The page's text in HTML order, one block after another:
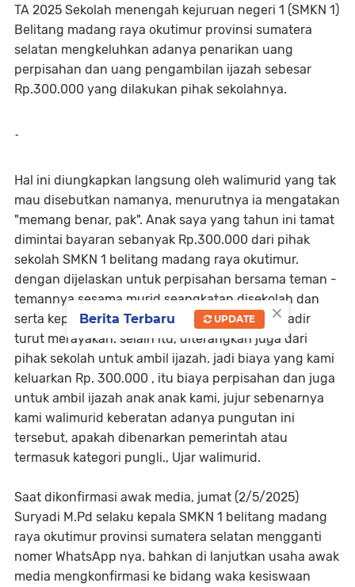
TA 2025 Sekolah menengah kejuruan negeri 1 (SMKN 1)
Belitang madang raya okutimur provinsi sumatera
selatan mengkeluhkan adanya penarikan uang
perpisahan dan uang pengambilan ijazah sebesar
Rp.300.000 yang dilakukan pihak sekolahnya.
-
Hal ini diungkapkan langsung oleh walimurid yang tak
mau disebutkan namanya, menurutnya ia mengatakan
"memang benar, pak". Anak saya yang tahun ini tamat
dimintai bayaran sebanyak Rp.300.000 dari pihak
sekolah SMKN 1 belitang madang raya okutimur.
dengan dijelaskan untuk perpisahan bersama teman -
temannya sesama murid seangkatan disekolah dan
serta kepala sekolah, para dewan guru yang hadir
turut merayakan. selain itu, diterangkan juga dari
pihak sekolah untuk ambil ijazah. jadi biaya yang kami
keluarkan Rp. 300.000 , itu biaya perpisahan dan juga
untuk ambil ijazah anak anak kami, jujur sebenarnya
kami walimurid keberatan adanya pungutan ini
tersebut, apakah dibenarkan pemerintah atau
termasuk kategori pungli., Ujar walimurid.
Saat dikonfirmasi awak media, jumat (2/5/2025)
Suryadi M.Pd selaku kepala SMKN 1 belitang madang
raya okutimur provinsi sumatera selatan mengganti
nomer WhatsApp nya. bahkan di lanjutkan usaha awak
media mengkonfirmasi ke bidang waka kesiswaan
×
Berita Terbaru UPDATE